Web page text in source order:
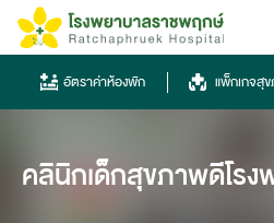
Skip
content
ไทย
ไทย
English
อัตราค่าห้องพัก แพ็กเกจสุ
คลินิกเด็กสุขภาพดีโร